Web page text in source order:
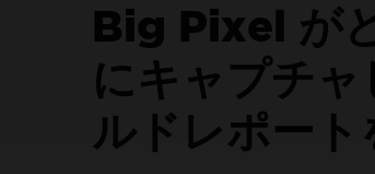
Big Pixel が
にキャプチ
ルドレポー
Enterpriseトライアルをお試しください